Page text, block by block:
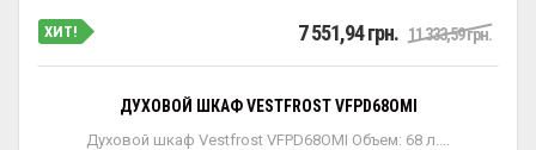
ХИТ! 7 551,94 грн. 11 333,59 грн.
ДУХОВОЙ ШКАФ VESTFROST VFPD68OMI
Духовой шкаф Vestfrost VFPD68OMI Объем: 68 л....